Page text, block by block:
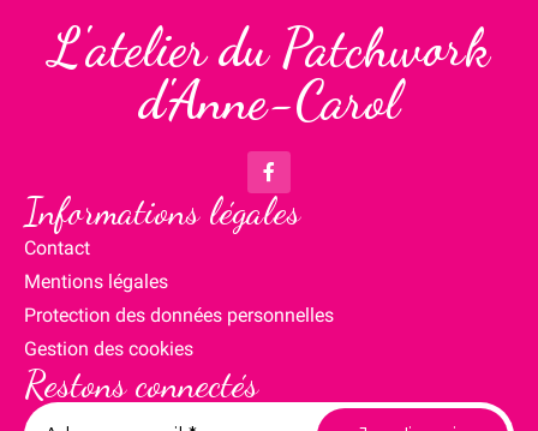
L'atelier du Patchwork
d'Anne-Carol
Informations légales
Contact
Mentions légales
Protection des données personnelles
Gestion des cookies
Restons connectés